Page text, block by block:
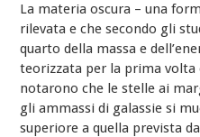
La materia oscura – una
rilevata e che secondo gli
quarto della massa e
teorizzata per la prima volta
notarono che le stelle ai
gli ammassi di galassie si
superiore a quella prevista